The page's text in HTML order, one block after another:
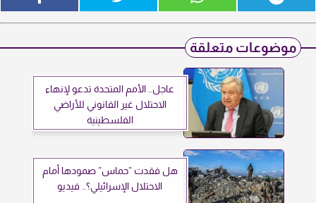
موضوعات متعلقة
عاجل.. الأمم المتحدة تدعو لإنهاء
الاحتلال غير القانوني للأراضي
الفلسطينية
هل فقدت ”حماس” صمودها أمام
الاحتلال الإسرائيلي؟.. فيديو